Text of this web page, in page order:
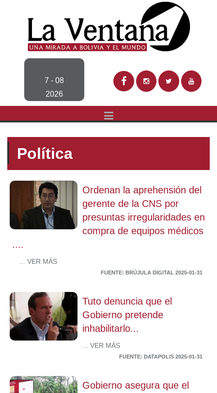
7 - 08
2026
Política
Ordenan la aprehensión del
gerente de la CNS por
presuntas irregularidades en
compra de equipos médicos
....
... VER MÁS
FUENTE: BRÚJULA DIGITAL 2025-01-31
Tuto denuncia que el
Gobierno pretende
inhabilitarlo...
... VER MÁS
FUENTE: DATAPOLIS 2025-01-31
Gobierno asegura que el